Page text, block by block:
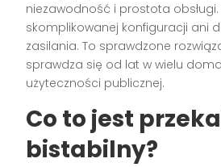
niezawodność i prostota
skomplikowanej konfiguracji ani
zasilania. To sprawdzone
sprawdza się od lat w wielu
użyteczności publicznej.
Co to jest
bistabilny?